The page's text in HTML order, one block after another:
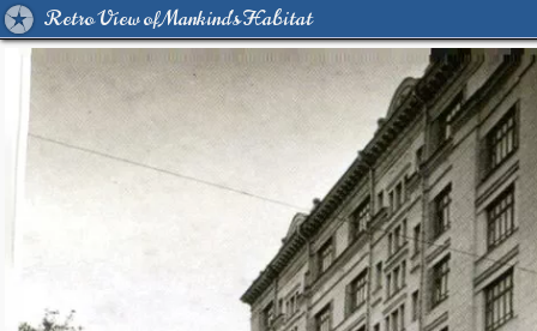
Retro View of Mankind's Habitat